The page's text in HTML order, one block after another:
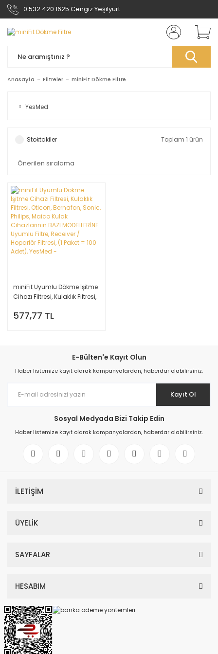
0 532 420 1625 Cengiz Yeşilyurt
Anasayfa Filtreler miniFit Dökme Filtre
YesMed
Stoktakiler Toplam 1 ürün
miniFit Uyumlu Dökme İşitme
Cihazı Filtresi, Kulaklık Filtresi,
Philips, Maico Kulak
Paket = 100 Adet), YesMed -
577,77 TL
E-Bülten'e Kayıt Olun
Haber listemize kayıt olarak kampanyalardan, haberdar olabilirsiniz.
Kayıt Ol
Sosyal Medyada Bizi Takip Edin
Haber listemize kayıt olarak kampanyalardan, haberdar olabilirsiniz.
İLETİŞİM
ÜYELİK
SAYFALAR
HESABIM